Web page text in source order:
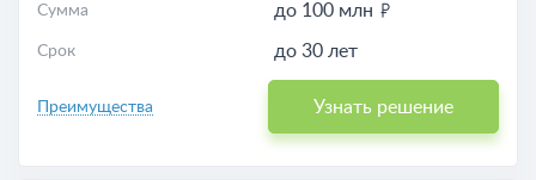
Сумма до 100 млн
Срок до 30 лет
Преимущества Узнать решение